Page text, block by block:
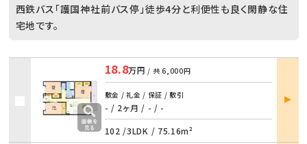
西鉄バス「護国神社前バス停」徒歩4分と利便性も良く閑静な住
宅地です。
18.8万円 / 共6,000円
敷金 / 礼金 / 保証 / 敷引
- / 2ヶ月 / - / -
102 /3LDK / 75.16m²
部屋
詳細